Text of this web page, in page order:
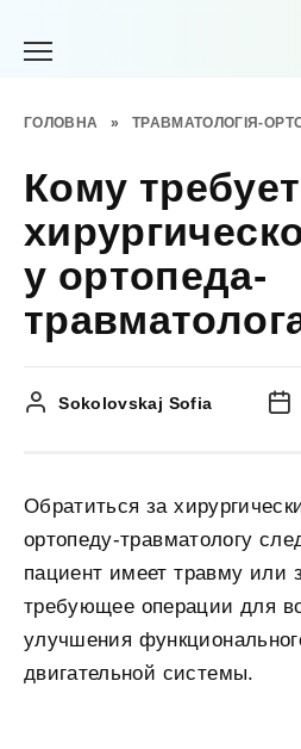
ГОЛОВНА » ТРАВМАТОЛОГІЯ-
Кому
у ортопеда-
Sokolovskaj Sofia
Обратиться за
ортопеду-травматологу
пациент имеет травму или
требующее операции для
улучшения
двигательной системы.